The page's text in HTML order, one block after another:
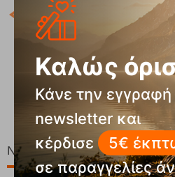
Pointer 01 GTX Ανδρικά
Chiruca
Κωδικός:
FRE-20036
Νέες Παραλαβές
Καλώς
Κάνε την
newsletter και
κέρδισε
5€
σε παραγγελίες